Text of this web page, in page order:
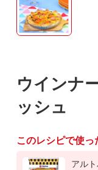
ウインナ
ッシュ
このレシピで使っ
アル